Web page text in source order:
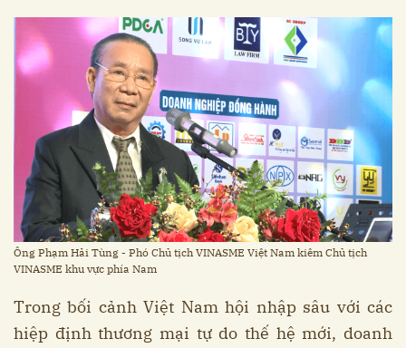
Ông Phạm Hải Tùng - Phó Chủ tịch VINASME Việt Nam kiêm Chủ tịch
VINASME khu vực phía Nam
Trong bối cảnh Việt Nam hội nhập sâu với các
hiệp định thương mại tự do thế hệ mới, doanh